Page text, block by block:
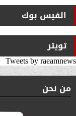
الفيس بوك
تويتر
Tweets by raeamnews
من نحن